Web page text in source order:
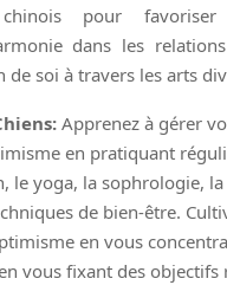
pour favoriser
dans les
de soi à travers les arts
Apprenez à gérer
en pratiquant
le yoga, la sophrologie,
de bien-être.
en vous
vous fixant des objectifs